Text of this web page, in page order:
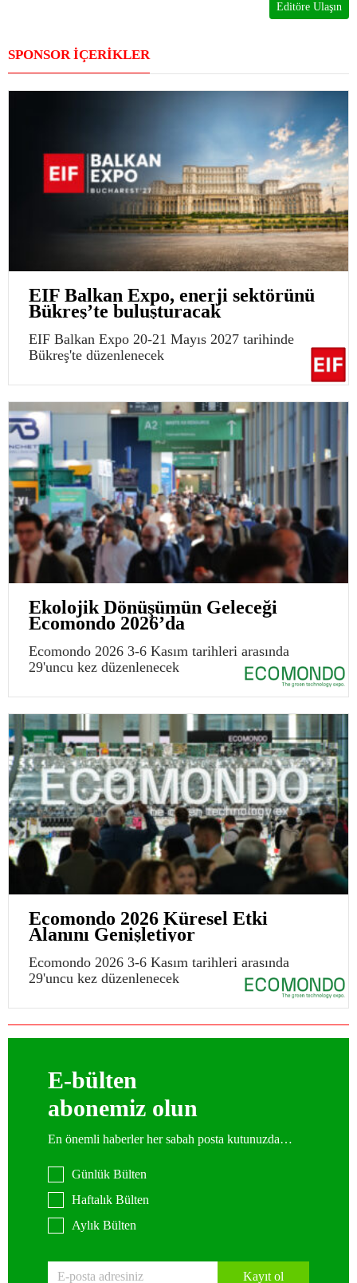
Editöre Ulaşın
SPONSOR İÇERİKLER
EIF Balkan Expo, enerji sektörünü
Bükreş’te buluşturacak
EIF Balkan Expo 20-21 Mayıs 2027 tarihinde
Bükreş'te düzenlenecek
Ekolojik Dönüşümün Geleceği
Ecomondo 2026’da
Ecomondo 2026 3-6 Kasım tarihleri arasında
29'uncu kez düzenlenecek
Ecomondo 2026 Küresel Etki
Alanını Genişletiyor
Ecomondo 2026 3-6 Kasım tarihleri arasında
29'uncu kez düzenlenecek
E-bülten
abonemiz olun
En önemli haberler her sabah posta kutunuzda…
Günlük Bülten
Haftalık Bülten
Aylık Bülten
Kayıt ol